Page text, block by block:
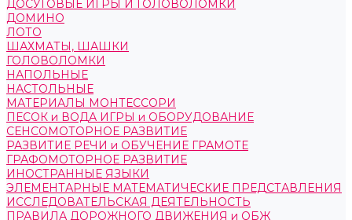
ДОСУГОВЫЕ ИГРЫ И ГОЛОВОЛОМКИ
ДОМИНО
ЛОТО
ШАХМАТЫ, ШАШКИ
ГОЛОВОЛОМКИ
НАПОЛЬНЫЕ
НАСТОЛЬНЫЕ
МАТЕРИАЛЫ МОНТЕССОРИ
ПЕСОК и ВОДА ИГРЫ и ОБОРУДОВАНИЕ
СЕНСОМОТОРНОЕ РАЗВИТИЕ
РАЗВИТИЕ РЕЧИ и ОБУЧЕНИЕ ГРАМОТЕ
ГРАФОМОТОРНОЕ РАЗВИТИЕ
ИНОСТРАННЫЕ ЯЗЫКИ
ЭЛЕМЕНТАРНЫЕ МАТЕМАТИЧЕСКИЕ ПРЕДСТАВЛЕНИЯ
ИССЛЕДОВАТЕЛЬСКАЯ ДЕЯТЕЛЬНОСТЬ
ПРАВИЛА ДОРОЖНОГО ДВИЖЕНИЯ и ОБЖ